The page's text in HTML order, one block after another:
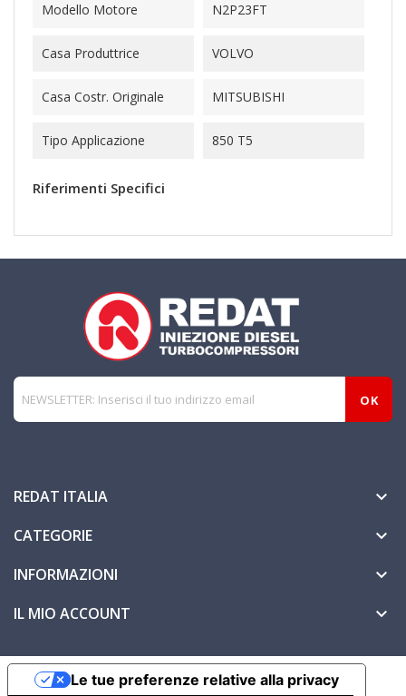
Modello Motore N2P23FT
Casa Produttrice VOLVO
Casa Costr. Originale MITSUBISHI
Tipo Applicazione 850 T5
Riferimenti Specifici
REDAT ITALIA 
CATEGORIE 
INFORMAZIONI 
IL MIO ACCOUNT 
Le tue preferenze relative alla privacy